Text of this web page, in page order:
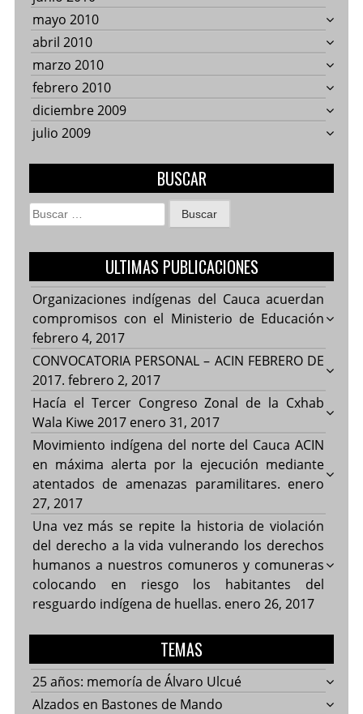
mayo 2010
abril 2010
marzo 2010
febrero 2010
diciembre 2009
julio 2009
BUSCAR
Buscar:
ULTIMAS PUBLICACIONES
Organizaciones indígenas del Cauca acuerdan
compromisos con el Ministerio de Educación
febrero 4, 2017
CONVOCATORIA PERSONAL – ACIN FEBRERO DE
2017. febrero 2, 2017
Hacía el Tercer Congreso Zonal de la Cxhab
Wala Kiwe 2017 enero 31, 2017
Movimiento indígena del norte del Cauca ACIN
en máxima alerta por la ejecución mediante
atentados de amenazas paramilitares. enero
27, 2017
Una vez más se repite la historia de violación
del derecho a la vida vulnerando los derechos
humanos a nuestros comuneros y comuneras
colocando en riesgo los habitantes del
resguardo indígena de huellas. enero 26, 2017
TEMAS
25 años: memoría de Álvaro Ulcué
Alzados en Bastones de Mando